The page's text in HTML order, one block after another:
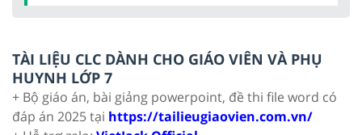
TÀI LIỆU CLC DÀNH CHO GIÁO VIÊN VÀ PHỤ
HUYNH LỚP 7
+ Bộ giáo án, bài giảng powerpoint, đề thi file word có
đáp án 2025 tại https://tailieugiaovien.com.vn/